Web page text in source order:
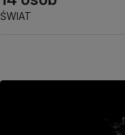
ŚWIAT